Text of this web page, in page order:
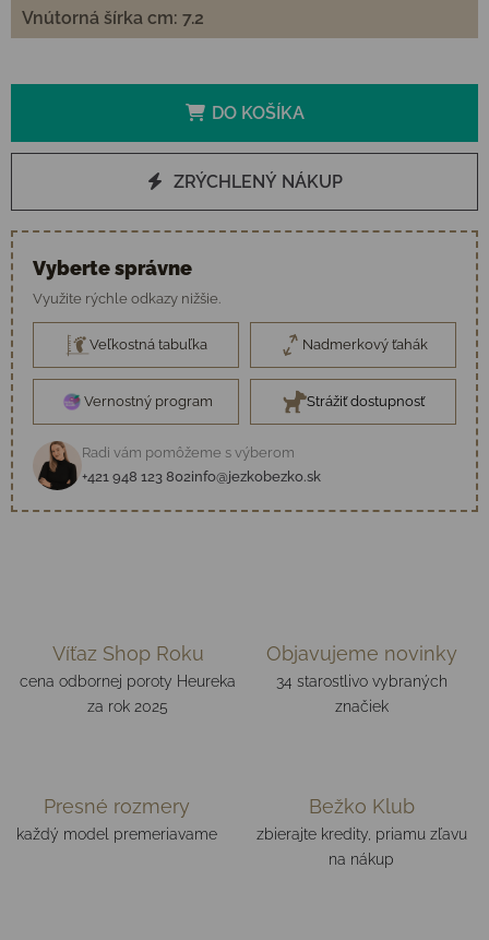
Vnútorná šírka cm: 7.2
DO KOŠÍKA
ZRÝCHLENÝ NÁKUP
Vyberte správne
Využite rýchle odkazy nižšie.
Veľkostná tabuľka Nadmerkový ťahák
Vernostný program Strážiť dostupnosť
Radi vám pomôžeme s výberom
+421 948 123 802info@jezkobezko.sk
Víťaz Shop Roku
cena odbornej poroty Heureka
za rok 2025
Objavujeme novinky
34 starostlivo vybraných
značiek
Presné rozmery
každý model premeriavame
Bežko Klub
zbierajte kredity, priamu zľavu
na nákup